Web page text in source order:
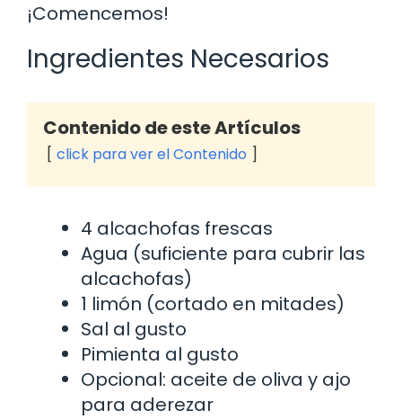
¡Comencemos!
Ingredientes Necesarios
Contenido de este Artículos
click para ver el Contenido
4 alcachofas frescas
Agua (suficiente para cubrir las
alcachofas)
1 limón (cortado en mitades)
Sal al gusto
Pimienta al gusto
Opcional: aceite de oliva y ajo
para aderezar